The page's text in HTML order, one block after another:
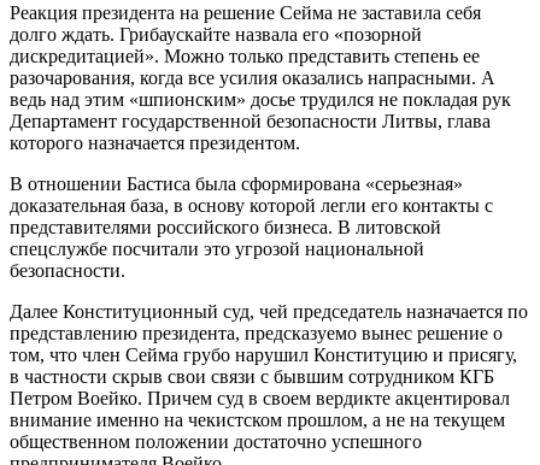
Реакция президента на решение Сейма не заставила себя
долго ждать. Грибаускайте назвала его «позорной
дискредитацией». Можно только представить степень ее
разочарования, когда все усилия оказались напрасными. А
ведь над этим «шпионским» досье трудился не покладая рук
Департамент государственной безопасности Литвы, глава
которого назначается президентом.
В отношении Бастиса была сформирована «серьезная»
доказательная база, в основу которой легли его контакты с
представителями российского бизнеса. В литовской
спецслужбе посчитали это угрозой национальной
безопасности.
Далее Конституционный суд, чей председатель назначается по
представлению президента, предсказуемо вынес решение о
том, что член Сейма грубо нарушил Конституцию и присягу,
в частности скрыв свои связи с бывшим сотрудником КГБ
Петром Воейко. Причем суд в своем вердикте акцентировал
внимание именно на чекистском прошлом, а не на текущем
общественном положении достаточно успешного